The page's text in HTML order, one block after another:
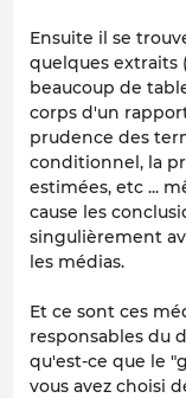
Ensuite il se
quelques extraits
beaucoup de
corps d'un
prudence des
conditionnel, la
estimées, etc ...
cause les
singulièrement
les médias.
Et ce sont ces
responsables du
qu'est-ce que le
vous avez choisi